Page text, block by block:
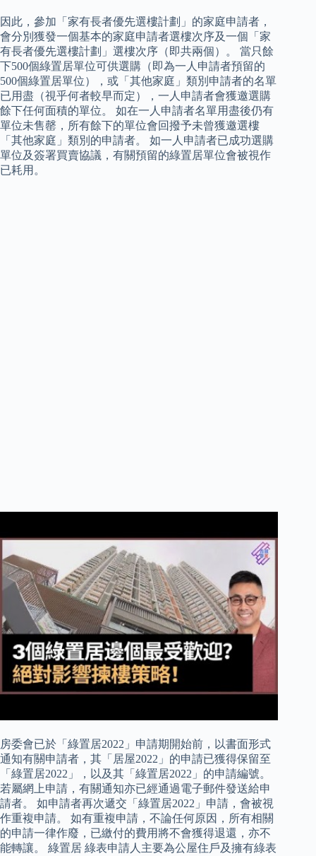
因此，參加「家有長者優先選樓計劃」的家庭申請者，
會分別獲發一個基本的家庭申請者選樓次序及一個「家
有長者優先選樓計劃」選樓次序（即共兩個）。 當只餘
下500個綠置居單位可供選購（即為一人申請者預留的
500個綠置居單位），或「其他家庭」類別申請者的名單
已用盡（視乎何者較早而定），一人申請者會獲邀選購
餘下任何面積的單位。 如在一人申請者名單用盡後仍有
單位未售罄，所有餘下的單位會回撥予未曾獲邀選樓
「其他家庭」類別的申請者。 如一人申請者已成功選購
單位及簽署買賣協議，有關預留的綠置居單位會被視作
已耗用。
房委會已於「綠置居2022」申請期開始前，以書面形式
通知有關申請者，其「居屋2022」的申請已獲得保留至
「綠置居2022」，以及其「綠置居2022」的申請編號。
若屬網上申請，有關通知亦已經通過電子郵件發送給申
請者。 如申請者再次遞交「綠置居2022」申請，會被視
作重複申請。 如有重複申請，不論任何原因，所有相關
的申請一律作廢，已繳付的費用將不會獲得退還，亦不
能轉讓。 綠置居 綠表申請人主要為公屋住戶及擁有綠表